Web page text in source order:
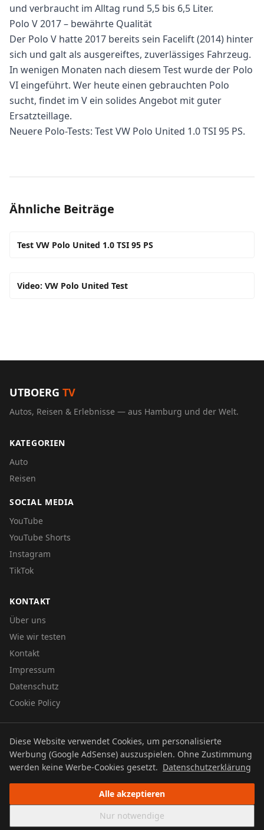
und verbraucht im Alltag rund 5,5 bis 6,5 Liter.
Polo V 2017 – bewährte Qualität
Der Polo V hatte 2017 bereits sein Facelift (2014) hinter
sich und galt als ausgereiftes, zuverlässiges Fahrzeug.
In wenigen Monaten nach diesem Test wurde der Polo
VI eingeführt. Wer heute einen gebrauchten Polo
sucht, findet im V ein solides Angebot mit guter
Ersatzteillage.
Neuere Polo-Tests: Test VW Polo United 1.0 TSI 95 PS.
Ähnliche Beiträge
Test VW Polo United 1.0 TSI 95 PS
Video: VW Polo United Test
UTBOERG TV
Autos, Reisen & Erlebnisse — aus Hamburg und der Welt.
KATEGORIEN
Auto
Reisen
SOCIAL MEDIA
YouTube
YouTube Shorts
Instagram
TikTok
KONTAKT
Über uns
Wie wir testen
Kontakt
Impressum
Datenschutz
Cookie Policy
© 2026 UTBOERG TV
DatenschutzImpressumCookie Policy
Diese Website verwendet Cookies, um personalisierte
Werbung (Google AdSense) auszuspielen. Ohne Zustimmung
werden keine Werbe-Cookies gesetzt. Datenschutzerklärung
Alle akzeptieren
Nur notwendige